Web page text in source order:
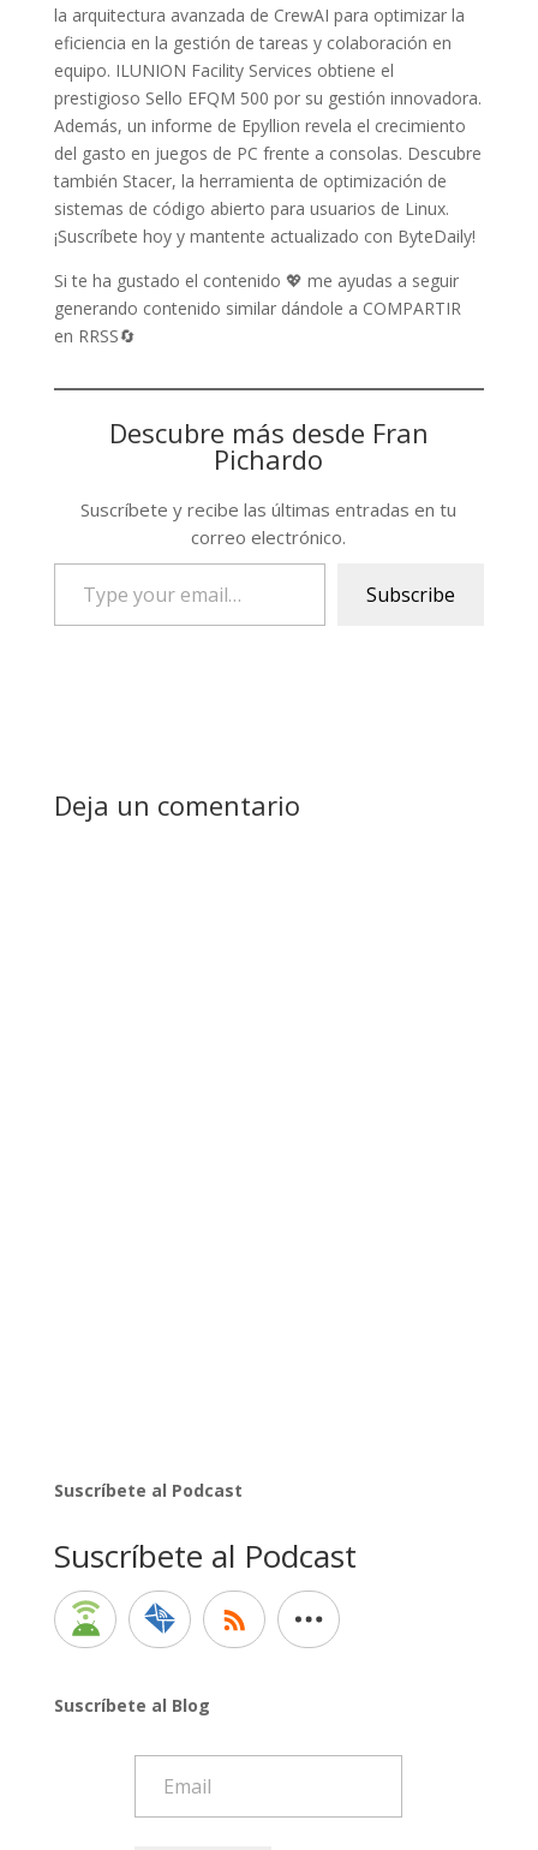
la arquitectura avanzada de CrewAI para optimizar la
eficiencia en la gestión de tareas y colaboración en
equipo. ILUNION Facility Services obtiene el
prestigioso Sello EFQM 500 por su gestión innovadora.
Además, un informe de Epyllion revela el crecimiento
del gasto en juegos de PC frente a consolas. Descubre
también Stacer, la herramienta de optimización de
sistemas de código abierto para usuarios de Linux.
¡Suscríbete hoy y mantente actualizado con ByteDaily!
Si te ha gustado el contenido 💖 me ayudas a seguir
generando contenido similar dándole a COMPARTIR
en RRSS🔄
Descubre más desde Fran
Pichardo
Suscríbete y recibe las últimas entradas en tu
correo electrónico.
email…
Subscribe
Deja un comentario
Suscríbete al Podcast
Suscríbete al Podcast
Suscríbete al Blog